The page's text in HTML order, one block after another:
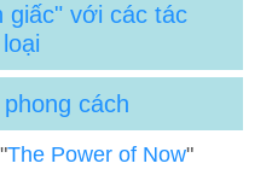
giấc" với các tác
cách
The Power of Now"